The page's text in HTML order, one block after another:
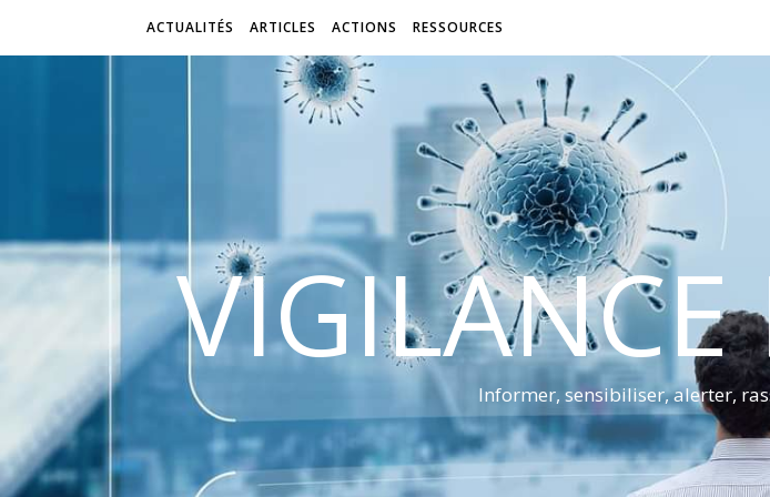
ACTUALITÉS ARTICLES ACTIONS RESSOURCES
Informer, sensibiliser, alerter,